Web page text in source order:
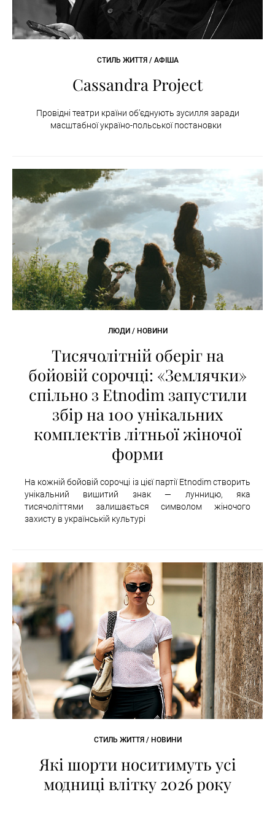
СТИЛЬ ЖИТТЯ / АФІША
Cassandra Project
Провідні театри країни об’єднують зусилля заради
масштабної україно-польської постановки
ЛЮДИ / НОВИНИ
Тисячолітній оберіг на
бойовій сорочці: «Землячки»
спільно з Etnodim запустили
збір на 100 унікальних
комплектів літньої жіночої
форми
На кожній бойовій сорочці із цієї партії Etnodim створить
унікальний вишитий знак — лунницю, яка
тисячоліттями залишається символом жіночого
захисту в українській культурі
СТИЛЬ ЖИТТЯ / НОВИНИ
Які шорти носитимуть усі
модниці влітку 2026 року